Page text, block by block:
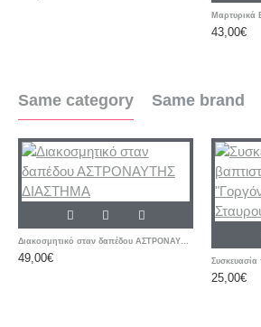
43,00€
Same category Same brand
Διακοσμητικό σταν δαπέδου ΑΣΤΡΟΝΑΥΤΗΣ ΔΙΑΣΤΗΜΑ
49,00€
25,00€